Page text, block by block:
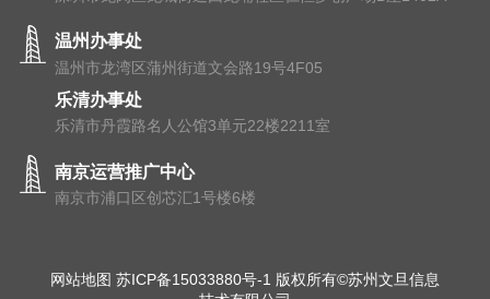
温州办事处
温州市⻰湾区蒲州街道⽂会路19号4F05
乐清办事处
乐清市丹霞路名人公馆3单元22楼2211室
南京运营推广中心
南京市浦⼝区创芯汇1号楼6楼
网站地图 苏ICP备15033880号-1 版权所有©苏州文旦信息